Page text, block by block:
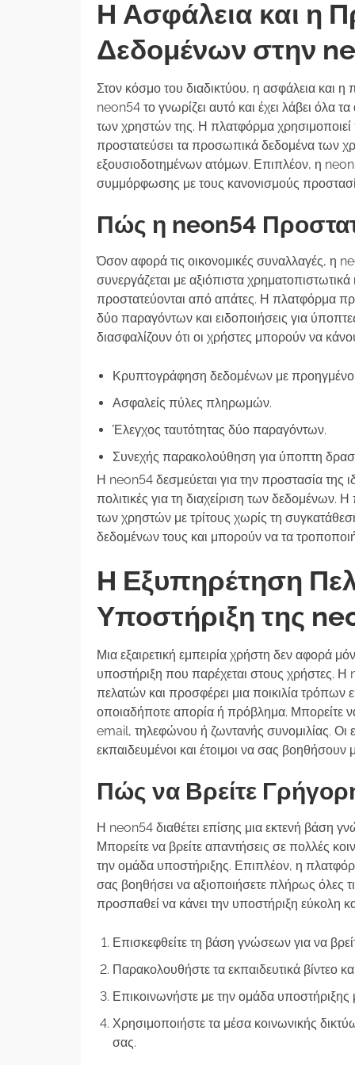
Η Ασφάλεια και η
Δεδομένων στην
Στον κόσμο του διαδικτύου, η ασφάλεια και
neon54 το γνωρίζει αυτό και έχει λάβει όλα
των χρηστών της. Η πλατφόρμα
προστατεύσει τα προσωπικά δεδομένα των
εξουσιοδοτημένων ατόμων. Επιπλέον, η
συμμόρφωσης με τους κανονισμούς
Πώς η neon54
Όσον αφορά τις οικονομικές συναλλαγές, η
συνεργάζεται με αξιόπιστα
προστατεύονται από απάτες. Η πλατφόρμα
δύο παραγόντων και ειδοποιήσεις για
διασφαλίζουν ότι οι χρήστες μπορούν να
Κρυπτογράφηση δεδομένων με
Ασφαλείς πύλες πληρωμών.
Έλεγχος ταυτότητας δύο παραγόντων.
Συνεχής παρακολούθηση για ύποπτη
Η neon54 δεσμεύεται για την προστασία της
πολιτικές για τη διαχείριση των
των χρηστών με τρίτους χωρίς τη
δεδομένων τους και μπορούν να τα
Η Εξυπηρέτηση
Υποστήριξη της
Μια εξαιρετική εμπειρία χρήστη δεν αφορά
υποστήριξη που παρέχεται στους χρήστες.
πελατών και προσφέρει μια ποικιλία τρόπων
οποιαδήποτε απορία ή πρόβλημα. Μπορείτε
email, τηλεφώνου ή ζωντανής συνομιλίας. Οι
εκπαιδευμένοι και έτοιμοι να σας
Πώς να Βρείτε
Η neon54 διαθέτει επίσης μια εκτενή βάση
Μπορείτε να βρείτε απαντήσεις σε πολλές
την ομάδα υποστήριξης. Επιπλέον, η
σας βοηθήσει να αξιοποιήσετε πλήρως όλες
προσπαθεί να κάνει την υποστήριξη εύκολη
Επισκεφθείτε τη βάση γνώσεων για να
Παρακολουθήστε τα εκπαιδευτικά βίντεο
Επικοινωνήστε με την ομάδα
Χρησιμοποιήστε τα μέσα κοινωνικής
σας.